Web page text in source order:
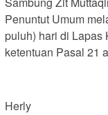
Penuntut Umum
puluh) hari di Lapas
ketentuan Pasal 21
Herly